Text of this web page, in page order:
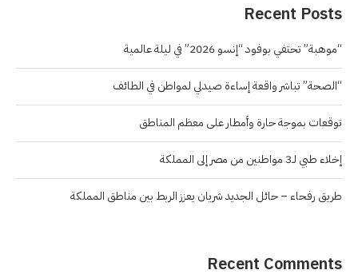
Recent Posts
“موهبة” تحتفي بوفود “إنسو 2026” في ليلة عالمية
“الصحة” تباشر واقعة إساءة صيدلي لمواطن في الطائف
توقعات بموجة حارة وأمطار على معظم المناطق
إخلاء طبي لـ3 مواطنين من مصر إلى المملكة
طريق رفحاء – حائل الجديد شريان يعزز الربط بين مناطق المملكة
Recent Comments